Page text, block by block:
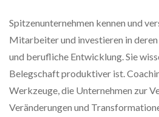
Spitzenunternehmen kennen und
Mitarbeiter und investieren in
und berufliche Entwicklung. Sie
Belegschaft produktiver ist.
Werkzeuge, die Unternehmen zur
Veränderungen und